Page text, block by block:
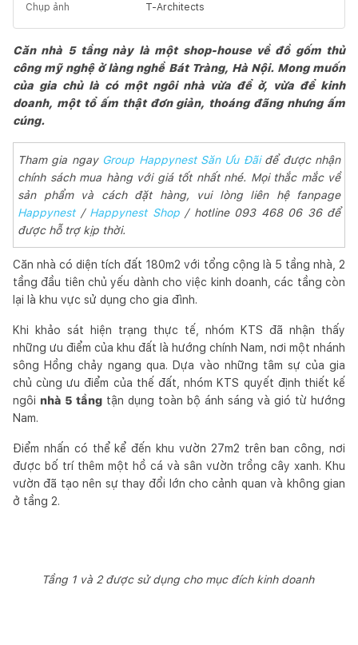
Chụp ảnh T-Architects
Căn nhà 5 tầng này là một shop-house về đồ gốm thủ
công mỹ nghệ ở làng nghề Bát Tràng, Hà Nội. Mong muốn
của gia chủ là có một ngôi nhà vừa để ở, vừa để kinh
doanh, một tổ ấm thật đơn giản, thoáng đãng nhưng ấm
cúng.
Tham gia ngay Group Happynest Săn Ưu Đãi để được nhận
chính sách mua hàng với giá tốt nhất nhé. Mọi thắc mắc về
sản phẩm và cách đặt hàng, vui lòng liên hệ fanpage
Happynest/ Happynest Shop/ hotline 093 468 06 36 để
được hỗ trợ kịp thời.
Căn nhà có diện tích đất 180m2 với tổng cộng là 5 tầng nhà, 2
tầng đầu tiên chủ yếu dành cho việc kinh doanh, các tầng còn
lại là khu vực sử dụng cho gia đình.
Khi khảo sát hiện trạng thực tế, nhóm KTS đã nhận thấy
những ưu điểm của khu đất là hướng chính Nam, nơi một nhánh
sông Hồng chảy ngang qua. Dựa vào những tâm sự của gia
chủ cùng ưu điểm của thế đất, nhóm KTS quyết định thiết kế
ngôi nhà 5 tầng tận dụng toàn bộ ánh sáng và gió từ hướng
Nam.
Điểm nhấn có thể kể đến khu vườn 27m2 trên ban công, nơi
được bố trí thêm một hồ cá và sân vườn trồng cây xanh. Khu
vườn đã tạo nên sự thay đổi lớn cho cảnh quan và không gian
ở tầng 2.
Tầng 1 và 2 được sử dụng cho mục đích kinh doanh